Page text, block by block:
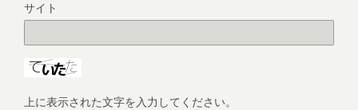
サイト
上に表示された文字を入力してください。